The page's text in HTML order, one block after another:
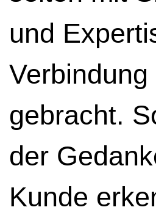
und
Verbindung
gebracht.
der
Kunde